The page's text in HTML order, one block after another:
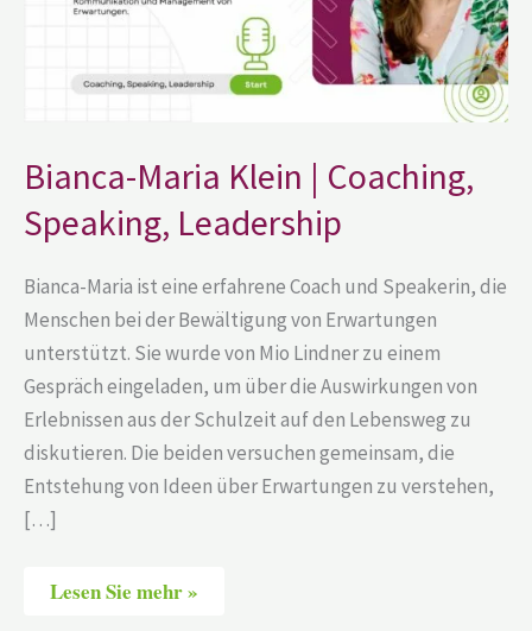
Bianca-Maria Klein | Coaching,
Speaking, Leadership
Bianca-Maria ist eine erfahrene Coach und Speakerin, die
Menschen bei der Bewältigung von Erwartungen
unterstützt. Sie wurde von Mio Lindner zu einem
Gespräch eingeladen, um über die Auswirkungen von
Erlebnissen aus der Schulzeit auf den Lebensweg zu
diskutieren. Die beiden versuchen gemeinsam, die
Entstehung von Ideen über Erwartungen zu verstehen,
[…]
Lesen Sie mehr »